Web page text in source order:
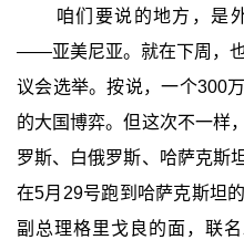
咱们要说的地方，是
——亚美尼亚。就在下周，
议会选举。按说，一个300
的大国博弈。但这次不一
罗斯、白俄罗斯、哈萨克斯
在5月29号跑到哈萨克斯坦
副总理格里戈良的面，联